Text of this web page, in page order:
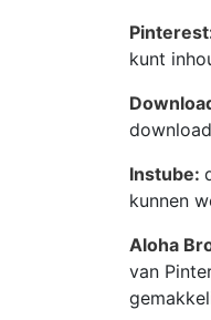
kunt
Instube:
kunnen
Aloha
van